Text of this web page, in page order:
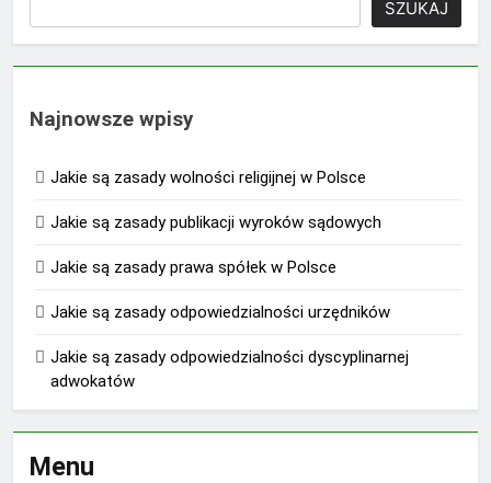
SZUKAJ
Najnowsze wpisy
Jakie są zasady wolności religijnej w Polsce
Jakie są zasady publikacji wyroków sądowych
Jakie są zasady prawa spółek w Polsce
Jakie są zasady odpowiedzialności urzędników
Jakie są zasady odpowiedzialności dyscyplinarnej
adwokatów
Menu